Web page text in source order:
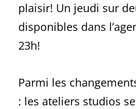
plaisir! Un jeudi sur
disponibles dans
23h!
Parmi les
: les ateliers studios